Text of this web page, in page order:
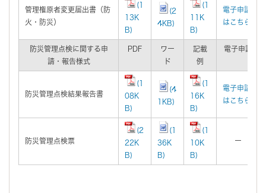
管理権原者変更届出書（防
火・防災）
(1
13K
B)
(2
4KB)
(1
11K
B)
電子申請
はこちら
防災管理点検に関する申
請・報告様式
PDF
ワー
ド
記載
例
電子申請
防災管理点検結果報告書
(1
08K
B)
(4
1KB)
(1
16K
B)
電子申請
はこちら
防災管理点検票
(2
22K
B)
(1
36K
B)
(1
10K
B)
ー